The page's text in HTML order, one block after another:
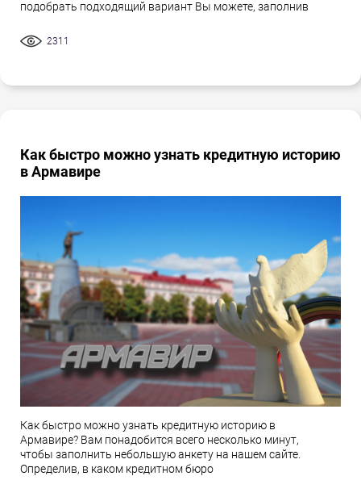
подобрать подходящий вариант Вы можете, заполнив
2311
Как быстро можно узнать кредитную историю
в Армавире
Как быстро можно узнать кредитную историю в
Армавире? Вам понадобится всего несколько минут,
чтобы заполнить небольшую анкету на нашем сайте.
Определив, в каком кредитном бюро